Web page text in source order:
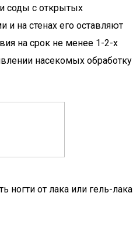
соды с открытых
и на стенах его оставляют
на срок не менее 1-2-х
насекомых обработку
ногти от лака или гель-лака